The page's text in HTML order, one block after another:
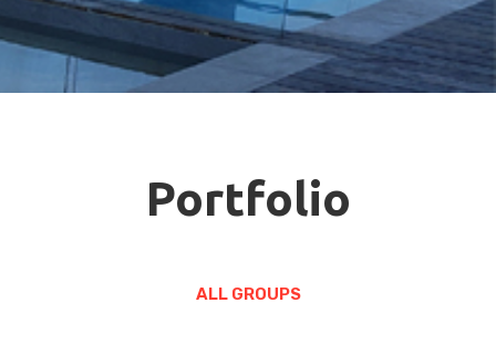
Portfolio
ALL GROUPS